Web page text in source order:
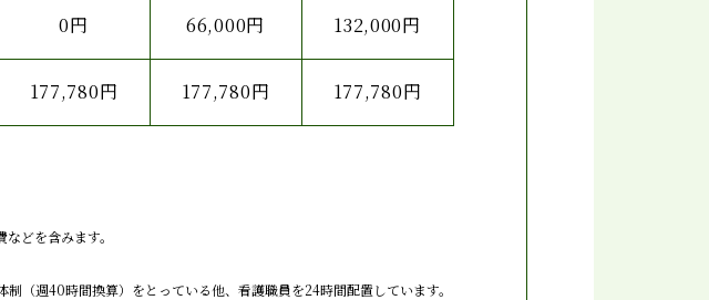
0円 66,000円 132,000円
177,780円 177,780円 177,780円
どを含みます。
（週40時間換算）をとっている他、看護職員を24時間配置しています。